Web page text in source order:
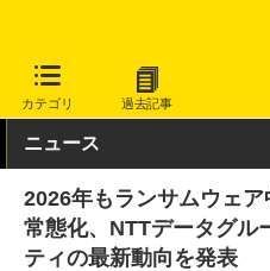
カテゴリ 過去記事
INTERNET Watch トピック
ニュース
2026年もランサムウェ
常態化、NTTデータグル
ティの最新動向を発表